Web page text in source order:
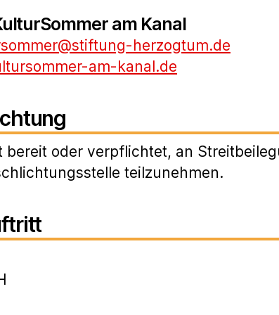
am Kanal
herzogtum.de
am-kanal.de
bereit oder verpflichtet, an
teilzunehmen.